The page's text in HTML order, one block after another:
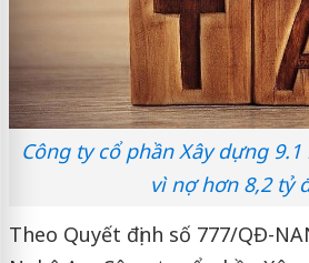
Công ty cổ phần Xây dựng
vì nợ hơn 8,2 tỷ
Theo Quyết định số 777/QĐ-